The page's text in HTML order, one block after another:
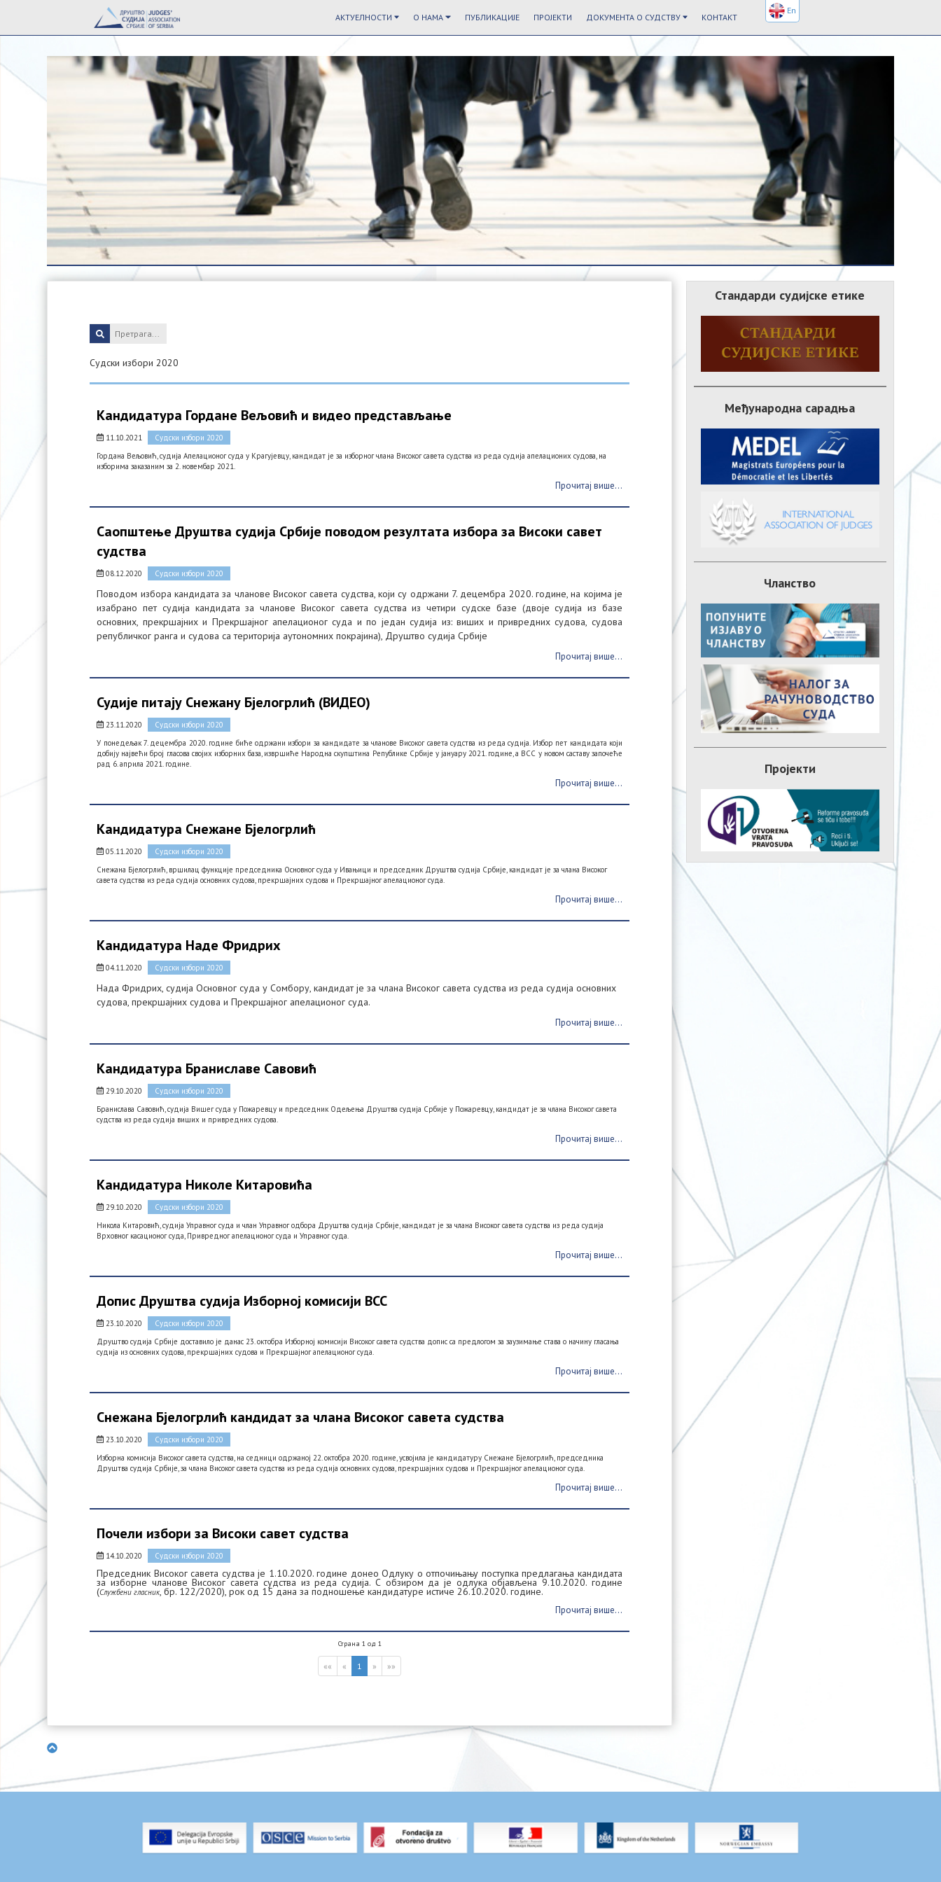
АКТУЕЛНОСТИ О НАМА ПУБЛИКАЦИЈЕ ПРОЈЕКТИ ДОКУМЕНТА О СУДСТВУ КОНТАКТ
Судски избори 2020
Кандидатура Гордане Вељовић и видео представљање
11.10.2021
Судски избори 2020
Гордана Вељовић, судија Апелационог суда у Крагујевцу, кандидат је за изборног члана Високог савета судства из реда судија апелационих судова, на
изборима заказаним за 2. новембар 2021.
Прочитај више...
Саопштење Друштва судија Србије поводом резултата избора за Високи савет
судства
08.12.2020 Судски избори 2020
Поводом избора кандидата за чланове Високог савета судства, који су одржани 7. децембра 2020. године, на којима је
изабрано пет судија кандидата за чланове Високог савета судства из четири судске базе (двоје судија из базе
основних, прекршајних и Прекршајног апелационог суда и по један судија из: виших и привредних судова, судова
републичког ранга и судова са територија аутономних покрајина), Друштво судија Србије
Прочитај више...
Судије питају Снежану Бјелогрлић (ВИДЕО)
23.11.2020
Судски избори 2020
У понедељак 7. децембра 2020. године биће одржани избори за кандидате за чланове Високог савета судства из реда судија. Избор пет кандидата који
добију највећи број гласова својих изборних база, извршиће Народна скупштина Републике Србије у јануару 2021. године, а ВСС у новом саставу започеће
рад 6. априла 2021. године.
Прочитај више...
Кандидатура Снежане Бјелогрлић
05.11.2020
Судски избори 2020
Снежана Бјелогрлић, вршилац функције председника Основног суда у Ивањици и председник Друштва судија Србије, кандидат је за члана Високог
савета судства из реда судија основних судова, прекршајних судова и Прекршајног апелационог суда.
Прочитај више...
Кандидатура Наде Фридрих
04.11.2020 Судски избори 2020
Нада Фридрих, судија Основног суда у Сомбору, кандидат је за члана Високог савета судства из реда судија основних
судова, прекршајних судова и Прекршајног апелационог суда.
Прочитај више...
Кандидатура Браниславе Савовић
29.10.2020
Судски избори 2020
Бранислава Савовић, судија Вишег суда у Пожаревцу и председник Одељења Друштва судија Србије у Пожаревцу, кандидат је за члана Високог савета
судства из реда судија виших и привредних судова.
Прочитај више...
Кандидатура Николе Китаровића
29.10.2020
Судски избори 2020
Никола Китаровић, судија Управног суда и члан Управног одбора Друштва судија Србије, кандидат је за члана Високог савета судства из реда судија
Врховног касационог суда, Привредног апелационог суда и Управног суда.
Прочитај више...
Допис Друштва судија Изборној комисији ВСС
23.10.2020
Судски избори 2020
Друштво судија Србије доставило је данас 23. октобра Изборној комисији Високог савета судства допис са предлогом за заузимање става о начину гласања
судија из основних судова, прекршајних судова и Прекршајног апелационог суда.
Прочитај више...
Снежана Бјелогрлић кандидат за члана Високог савета судства
23.10.2020
Судски избори 2020
Изборна комисија Високог савета судства, на седници одржаној 22. октобра 2020. године, усвојила је кандидатуру Снежане Бјелогрлић, председника
Друштва судија Србије, за члана Високог савета судства из реда судија основних судова, прекршајних судова и Прекршајног апелационог суда.
Прочитај више...
Почели избори за Високи савет судства
14.10.2020 Судски избори 2020
Председник Високог савета судства је 1.10.2020. године донео Одлуку о отпочињању поступка предлагања кандидата
за изборне чланове Високог савета судства из реда судија. С обзиром да је одлука објављена 9.10.2020. године
(Службени гласник, бр. 122/2020), рок од 15 дана за подношење кандидатуре истиче 26.10.2020. године.
Прочитај више...
Страна 1 од 1
«« « 1 » »»
Стандарди судијске етике
Међународна сарадња
Чланство
Пројекти
En